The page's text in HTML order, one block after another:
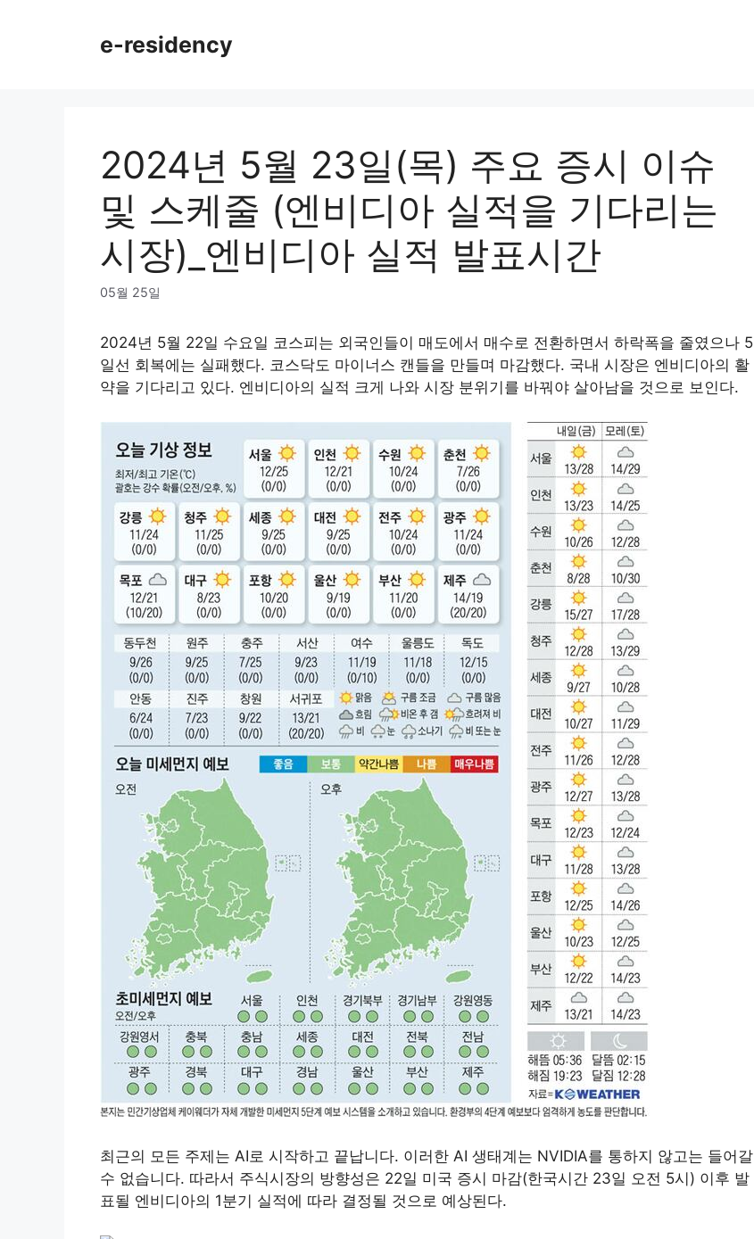
e-residency
2024년 5월 23일(목) 주요 증시 이슈
및 스케줄 (엔비디아 실적을 기다리는
시장)_엔비디아 실적 발표시간
05월 25일
2024년 5월 22일 수요일 코스피는 외국인들이 매도에서 매수로 전환하면서 하락폭을 줄였으나 5
일선 회복에는 실패했다. 코스닥도 마이너스 캔들을 만들며 마감했다. 국내 시장은 엔비디아의 활
약을 기다리고 있다. 엔비디아의 실적 크게 나와 시장 분위기를 바꿔야 살아남을 것으로 보인다.
최근의 모든 주제는 AI로 시작하고 끝납니다. 이러한 AI 생태계는 NVIDIA를 통하지 않고는 들어갈
수 없습니다. 따라서 주식시장의 방향성은 22일 미국 증시 마감(한국시간 23일 오전 5시) 이후 발
표될 엔비디아의 1분기 실적에 따라 결정될 것으로 예상된다.